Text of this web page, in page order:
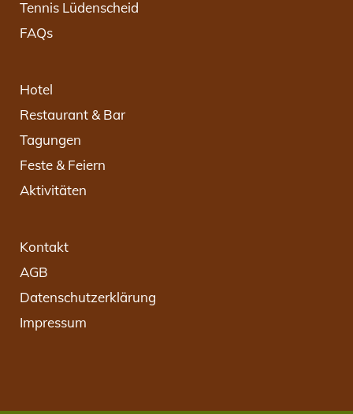
Tennis Lüdenscheid
FAQs
Hotel
Restaurant & Bar
Tagungen
Feste & Feiern
Aktivitäten
Kontakt
AGB
Datenschutzerklärung
Impressum